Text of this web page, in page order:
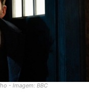
- Imagem: BBC